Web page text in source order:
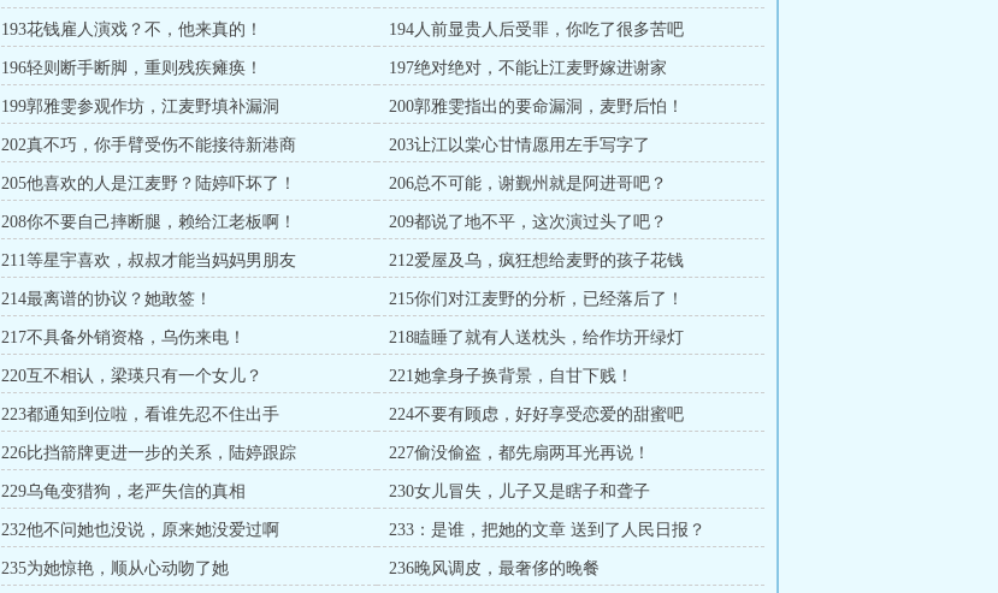
193花钱雇人演戏？不，他来真的！ 194人前显贵人后受罪，你吃了很多苦吧
196轻则断手断脚，重则残疾瘫痪！ 197绝对绝对，不能让江麦野嫁进谢家
199郭雅雯参观作坊，江麦野填补漏洞 200郭雅雯指出的要命漏洞，麦野后怕！
202真不巧，你手臂受伤不能接待新港商 203让江以棠心甘情愿用左手写字了
205他喜欢的人是江麦野？陆婷吓坏了！ 206总不可能，谢觐州就是阿进哥吧？
208你不要自己摔断腿，赖给江老板啊！ 209都说了地不平，这次演过头了吧？
211等星宇喜欢，叔叔才能当妈妈男朋友 212爱屋及乌，疯狂想给麦野的孩子花钱
214最离谱的协议？她敢签！ 215你们对江麦野的分析，已经落后了！
217不具备外销资格，乌伤来电！ 218瞌睡了就有人送枕头，给作坊开绿灯
220互不相认，梁瑛只有一个女儿？ 221她拿身子换背景，自甘下贱！
223都通知到位啦，看谁先忍不住出手 224不要有顾虑，好好享受恋爱的甜蜜吧
226比挡箭牌更进一步的关系，陆婷跟踪 227偷没偷盗，都先扇两耳光再说！
229乌龟变猎狗，老严失信的真相 230女儿冒失，儿子又是瞎子和聋子
232他不问她也没说，原来她没爱过啊 233：是谁，把她的文章 送到了人民日报？
235为她惊艳，顺从心动吻了她 236晚风调皮，最奢侈的晚餐